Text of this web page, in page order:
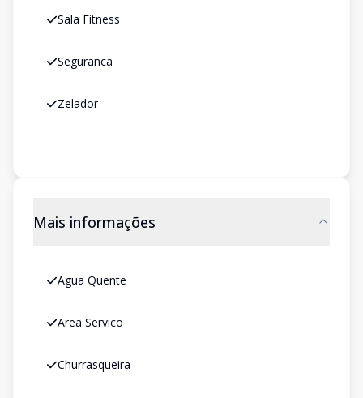
Sala Fitness
Seguranca
Zelador
Mais informações
Agua Quente
Area Servico
Churrasqueira